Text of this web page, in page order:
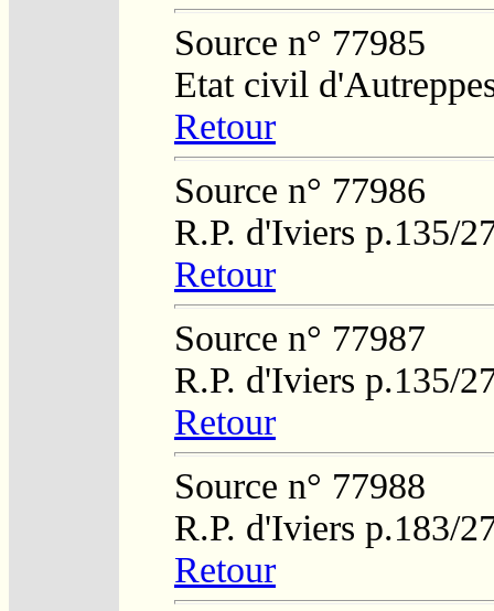
Source n° 77985
Etat civil
Retour
Source n° 77986
R.P. d'Iviers p.135/
Retour
Source n° 77987
R.P. d'Iviers p.135/
Retour
Source n° 77988
R.P. d'Iviers p.183/
Retour